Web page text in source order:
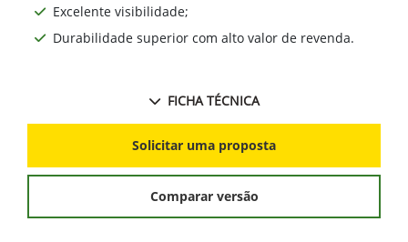
Excelente visibilidade;
Durabilidade superior com alto valor de revenda.
FICHA TÉCNICA
Solicitar uma proposta
Comparar versão